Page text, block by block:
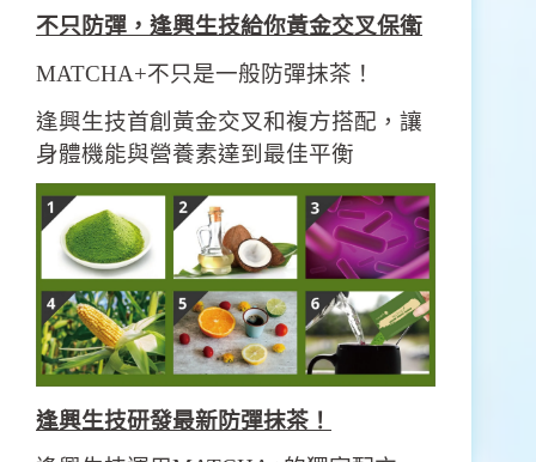
不只防彈，逢興生技給你黃金交叉保衛
MATCHA+不只是一般防彈抹茶！
逢興生技首創黃金交叉和複方搭配，讓
身體機能與營養素達到最佳平衡
逢興生技研發最新防彈抹茶！